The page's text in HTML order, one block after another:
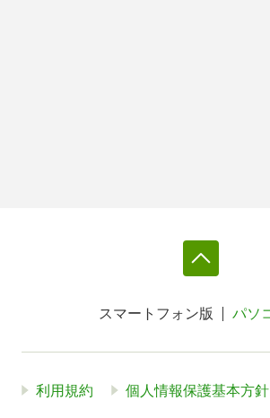
スマートフォン版 パソ
利用規約 個人情報保護基本方針